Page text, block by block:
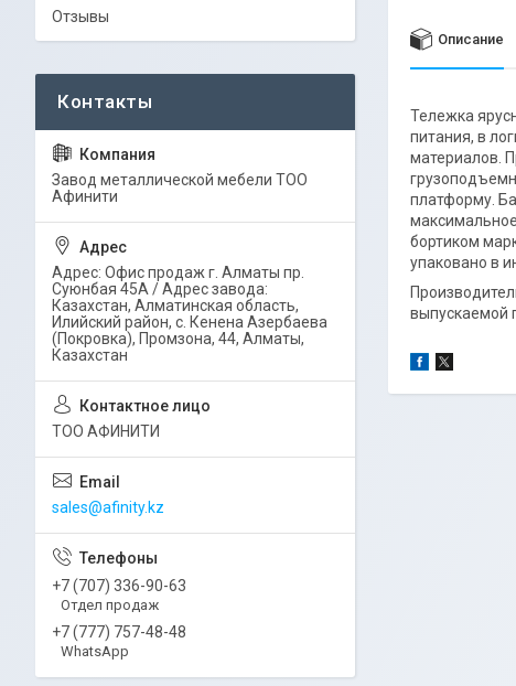
Описание
Тележка
питания, в
материалов.
платформу.
бортиком
упаковано в
выпускаемой
Отзывы
Завод металлической мебели ТОО
Афинити
Адрес: Офис продаж г. Алматы пр.
Суюнбая 45А / Адрес завода:
Казахстан, Алматинская область,
Илийский район, ​с. Кенена Азербаева
(Покровка), Промзона, 44​, Алматы,
Казахстан
ТОО АФИНИТИ
sales@afinity.kz
+7 (707) 336-90-63
Отдел продаж
+7 (777) 757-48-48
WhatsApp